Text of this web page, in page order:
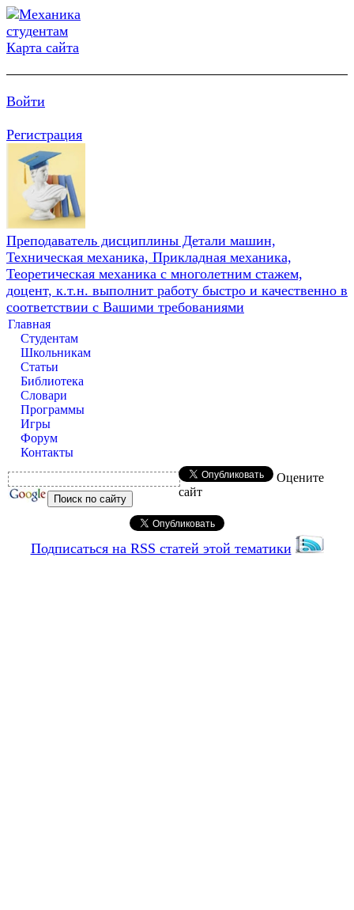
Карта сайта
Войти
Регистрация
Преподаватель дисциплины Детали машин,
Техническая механика, Прикладная механика,
Теоретическая механика с многолетним стажем,
доцент, к.т.н. выполнит работу быстро и качественно в
соответствии с Вашими требованиями
Главная
Студентам
Школьникам
Статьи
Библиотека
Словари
Программы
Игры
Форум
Контакты
Оцените
сайт
Подписаться на RSS статей этой тематики